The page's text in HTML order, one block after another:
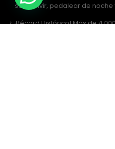
sobrevivir, pedalear de noche
¡Récord Histórico! Más de